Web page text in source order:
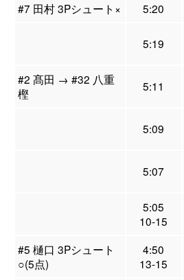
#7 田村 3Pシュート×
5:20
5:19
#2 髙田 → #32 八重
樫
5:11
5:09
5:07
5:05
10-15
#5 樋口 3Pシュート
○(5点)
4:50
13-15